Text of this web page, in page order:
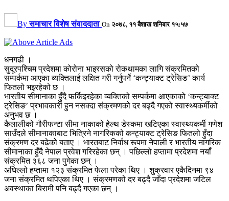
Byसमाचार विशेष संवाददाता On २०७८, ११ बैशाख शनिबार १५:५७
धनगढी ।
सुदूरपश्चिम प्रदेशमा कोरोना भाइरसको रोकथामका लागि संक्रमितको
सम्पर्कमा आएका व्यक्तिलाई लक्षित गरी गर्नुपर्ने ‘कन्ट्याक्ट ट्रेसिङ’ कार्य
फितलो भइरहेको छ ।
भारतीय सीमानाका हुँदै फर्किइरहेका व्यक्तिको सम्पर्कमा आएकाको ‘कन्ट्याक्ट
ट्रेसिङ’ प्रभावकारी हुन नसक्दा संक्रमणको दर बढ्दै गएको स्वास्थ्यकर्मीको
अनुभव छ ।
कैलालीको गौरीफन्टा सीमा नाकाको हेल्थ डेस्कमा खटिएका स्वास्थ्यकर्मी गणेश
साउँदले सीमानाकाबाट भित्रिने नागरिकको कन्ट्याक्ट ट्रेसिङ फितलो हुँदा
संक्रमण दर बढेकोे बताए । भारतबाट निर्वाध रूपमा नेपाली र भारतीय नागरिक
सीमानाका हुँदै नेपाल प्रवेश गरिरहेका छन् । पछिल्लो हप्तामा प्रदेशमा नयाँ
संक्रमित ३६८ जना पुगेका छन् ।
अघिल्लो हप्तामा १२३ संक्रमित फेला परेका थिए । शुक्रवार एकैदिनमा ९४
जना संक्रमित थपिएका थिए । संक्रमणको दर बढ्दै जाँदा प्रदेशमा जटिल
अवस्थाका बिरामी पनि बढ्दै गएका छन् ।